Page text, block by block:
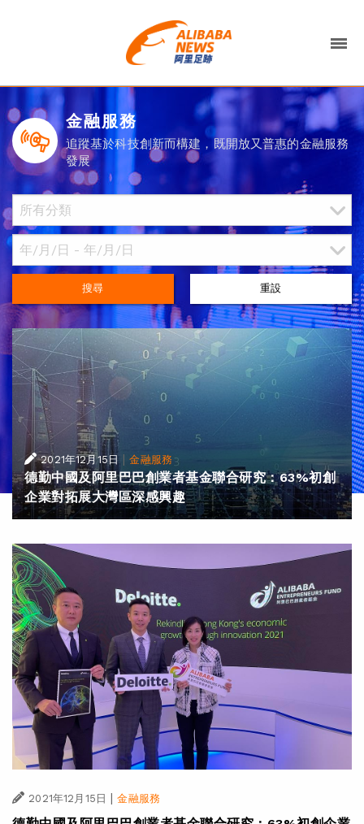
金融服務
追蹤基於科技創新而構建，既開放又普惠的金融服務
發展
搜尋 重設
2021年12月15日 |金融服務
德勤中國及阿里巴巴創業者基金聯合研究：63%初創
企業對拓展大灣區深感興趣
2021年12月15日 | 金融服務